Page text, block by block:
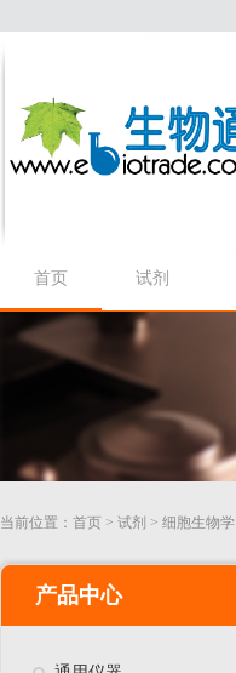
首页 试剂
当前位置： 首页 > 试剂 > 细胞生物学
产品中心